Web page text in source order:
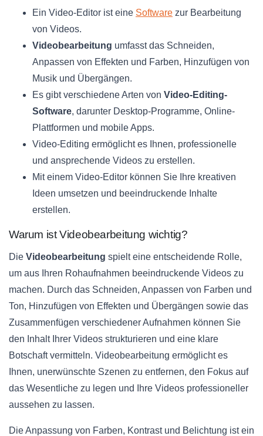
Ein Video-Editor ist eine Software zur Bearbeitung
von Videos.
Videobearbeitung umfasst das Schneiden,
Anpassen von Effekten und Farben, Hinzufügen von
Musik und Übergängen.
Es gibt verschiedene Arten von Video-Editing-
Software, darunter Desktop-Programme, Online-
Plattformen und mobile Apps.
Video-Editing ermöglicht es Ihnen, professionelle
und ansprechende Videos zu erstellen.
Mit einem Video-Editor können Sie Ihre kreativen
Ideen umsetzen und beeindruckende Inhalte
erstellen.
Warum ist Videobearbeitung wichtig?
Die Videobearbeitung spielt eine entscheidende Rolle,
um aus Ihren Rohaufnahmen beeindruckende Videos zu
machen. Durch das Schneiden, Anpassen von Farben und
Ton, Hinzufügen von Effekten und Übergängen sowie das
Zusammenfügen verschiedener Aufnahmen können Sie
den Inhalt Ihrer Videos strukturieren und eine klare
Botschaft vermitteln. Videobearbeitung ermöglicht es
Ihnen, unerwünschte Szenen zu entfernen, den Fokus auf
das Wesentliche zu legen und Ihre Videos professioneller
aussehen zu lassen.
Die Anpassung von Farben, Kontrast und Belichtung ist ein